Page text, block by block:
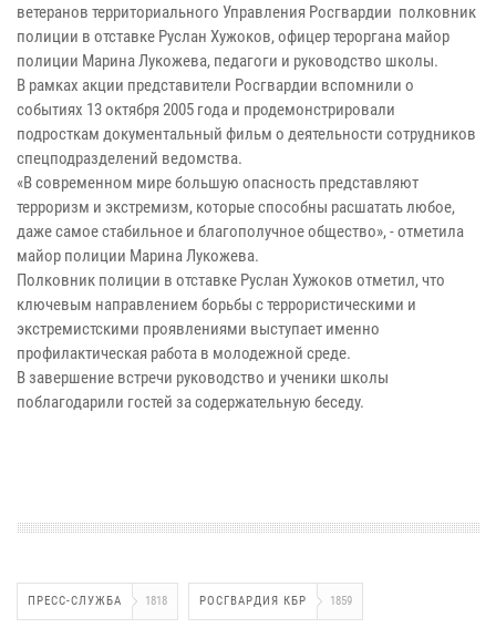
ветеранов территориального Управления Росгвардии полковник
полиции в отставке Руслан Хужоков, офицер тероргана майор
полиции Марина Лукожева, педагоги и руководство школы.
В рамках акции представители Росгвардии вспомнили о
событиях 13 октября 2005 года и продемонстрировали
подросткам документальный фильм о деятельности сотрудников
спецподразделений ведомства.
«В современном мире большую опасность представляют
терроризм и экстремизм, которые способны расшатать любое,
даже самое стабильное и благополучное общество», - отметила
майор полиции Марина Лукожева.
Полковник полиции в отставке Руслан Хужоков отметил, что
ключевым направлением борьбы с террористическими и
экстремистскими проявлениями выступает именно
профилактическая работа в молодежной среде.
В завершение встречи руководство и ученики школы
поблагодарили гостей за содержательную беседу.
ПРЕСС-СЛУЖБА 1818 РОСГВАРДИЯ КБР 1859